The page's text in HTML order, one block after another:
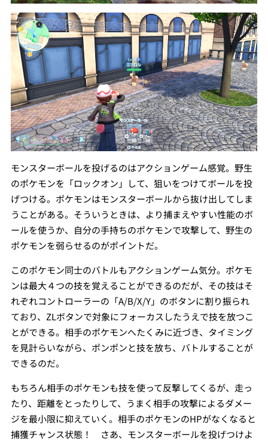
モンスターボールを投げるのはアクションゲーム感覚。野生
のポケモンを「ロックオン」して、狙いをつけてボールを投
げつける。ポケモンはモンスターボールから抜け出してしま
うことがある。そういうときは、より捕まえやすい性能のボ
ールを使うか、自分の手持ちのポケモンで攻撃して、野生の
ポケモンを弱らせるのがポイントだ。
このポケモン同士のバトルもアクションゲーム気分。ポケモ
ンは最大４つの技を覚えることができるのだが、その技はそ
れぞれコントローラーの「A/B/X/Y」のボタンに割り振られ
ており、ZLボタンで対象にフォーカスしたうえで技を放つこ
とができる。相手のポケモンへたくみに近づき、タイミング
を見計らいながら、ポンポンと技を放ち、バトルすることが
できるのだ。
もちろん相手のポケモンも技を使って反撃してくるが、走っ
たり、距離をとったりして、うまく相手の攻撃によるダメー
ジを最小限に抑えていく。相手のポケモンのHPがなくなると
捕獲チャンス状態！ さあ、モンスターボールを投げつけよ